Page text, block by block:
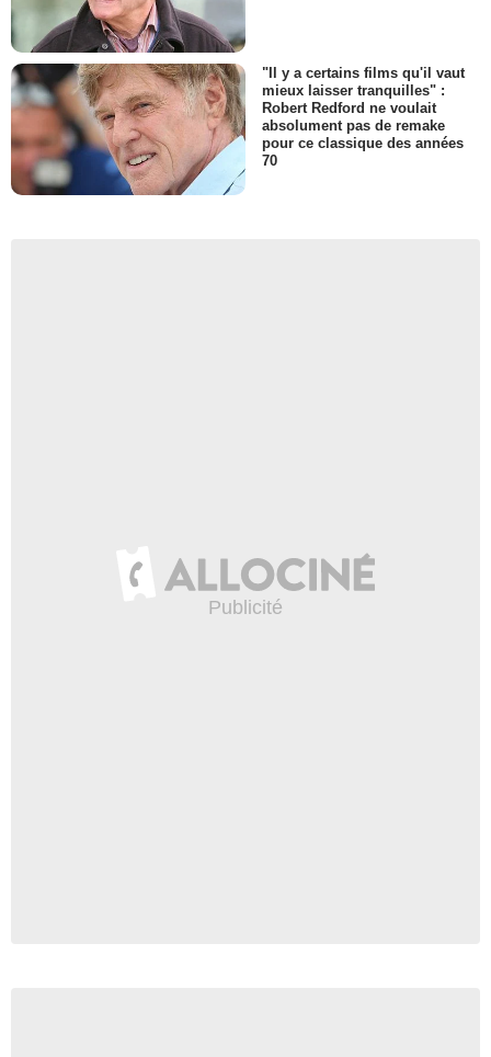
"Il y a certains films qu'il vaut
mieux laisser tranquilles" :
Robert Redford ne voulait
absolument pas de remake
pour ce classique des années
70